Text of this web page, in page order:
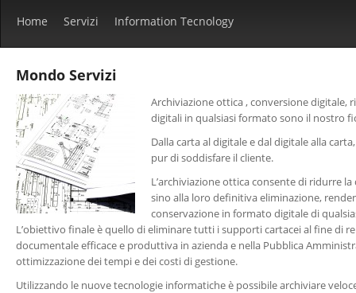
Home Servizi Information Tecnology
Mondo Servizi
Archiviazione ottica , conversione digitale,
digitali in qualsiasi formato sono il nostro
Dalla carta al digitale e dal digitale alla
pur di soddisfare il cliente.
L’archiviazione ottica consente di ridurre
sino alla loro definitiva eliminazione,
conservazione in formato digitale di
L’obiettivo finale è quello di eliminare tutti i supporti cartacei al fine di
documentale efficace e produttiva in azienda e nella Pubblica
ottimizzazione dei tempi e dei costi di gestione.
Utilizzando le nuove tecnologie informatiche è possibile archiviare